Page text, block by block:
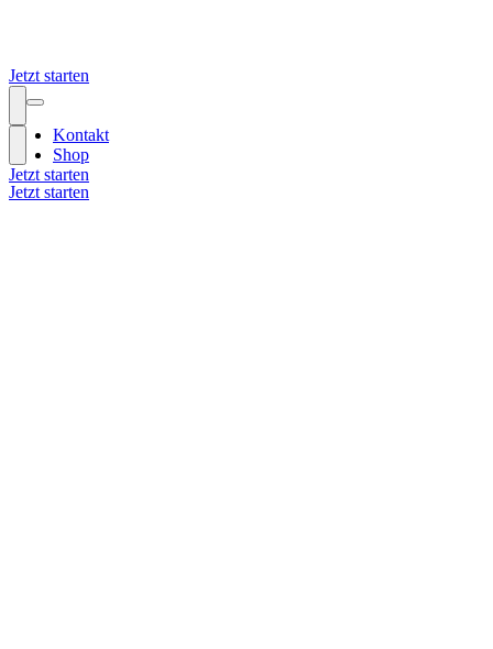
Jetzt starten
Jetzt starten
Kontakt
Shop
Jetzt starten